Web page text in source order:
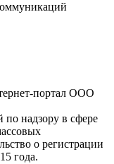
портал ООО
по надзору в сфере
о регистрации
года.